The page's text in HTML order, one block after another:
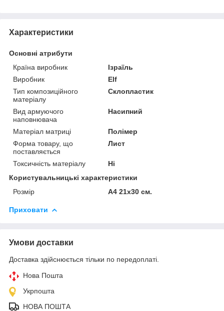
Характеристики
Основні атрибути
Країна виробник
Ізраїль
Виробник
Elf
Тип композиційного
матеріалу
Склопластик
Вид армуючого
наповнювача
Насипний
Матеріал матриці
Полімер
Форма товару, що
поставляється
Лист
Токсичність матеріалу
Ні
Користувальницькі характеристики
Розмір
А4 21х30 см.
Приховати
Умови доставки
Доставка здійснюється тільки по передоплаті.
Нова Пошта
Укрпошта
НОВА ПОШТА